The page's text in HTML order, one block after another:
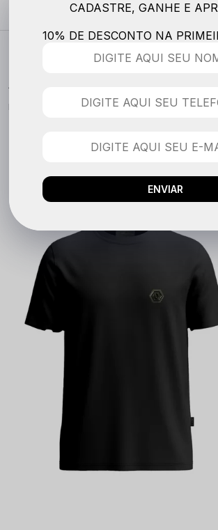
MODELO VESTE
Nenhuma avaliação cadastrada para esse produto.
CADASTRE, GANHE E
10% DE DESCONTO NA
ENVIAR